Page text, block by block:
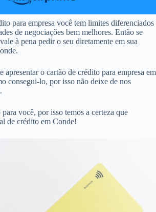
para empresa você tem limites diferenciados
de negociações bem melhores. Então se
à pena pedir o seu diretamente em sua
apresentar o cartão de crédito para empresa em
consegui-lo, por isso não deixe de nos
você, por isso temos a certeza que
de crédito em Conde!